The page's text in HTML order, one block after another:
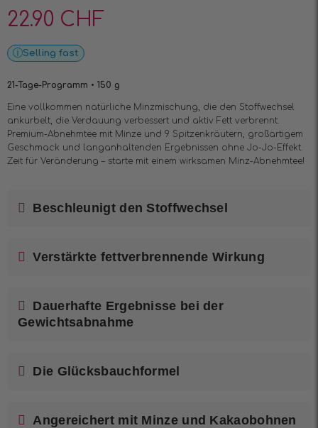
22.90 CHF
Selling fast
21-Tage-Programm • 150 g
Eine vollkommen natürliche Minzmischung, die den Stoffwechsel
ankurbelt, die Verdauung verbessert und aktiv Fett verbrennt.
Premium-Abnehmtee mit Minze und 9 Spitzenkräutern, großartigem
Geschmack und langanhaltenden Ergebnissen ohne Jo-Jo-Effekt.
Zeit für Veränderung – starte mit einem wirksamen Minz-Abnehmtee!
Beschleunigt den Stoffwechsel
Verstärkte fettverbrennende Wirkung
Dauerhafte Ergebnisse bei der
Gewichtsabnahme
Die Glücksbauchformel
Angereichert mit Minze und Kakaobohnen